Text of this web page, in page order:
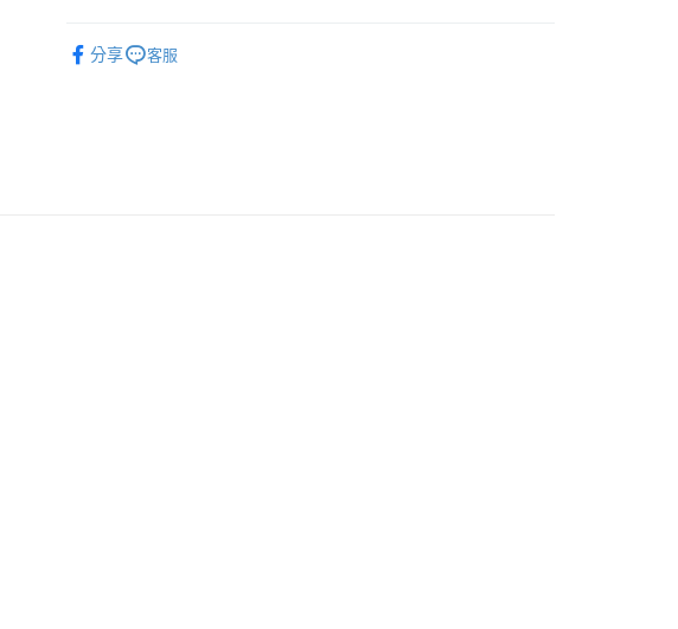
每筆NT$80，滿NT$599(含以上)免運費
分享
客服